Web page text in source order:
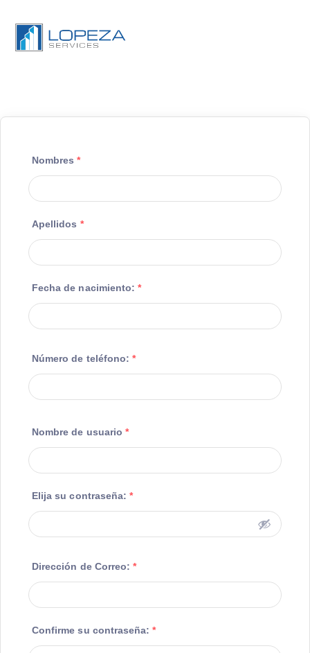
Nombres*
Apellidos *
Fecha de nacimiento:*
Número de teléfono:*
Nombre de usuario *
Elija su contraseña:*
Dirección de Correo:*
Confirme su contraseña:*